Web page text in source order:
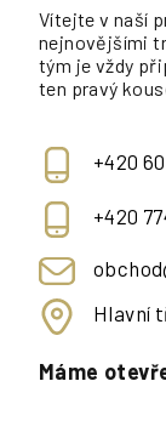
Vítejte v naší
nejnovějšími
tým je vždy
ten pravý
+420
+420
Hlavní
Máme